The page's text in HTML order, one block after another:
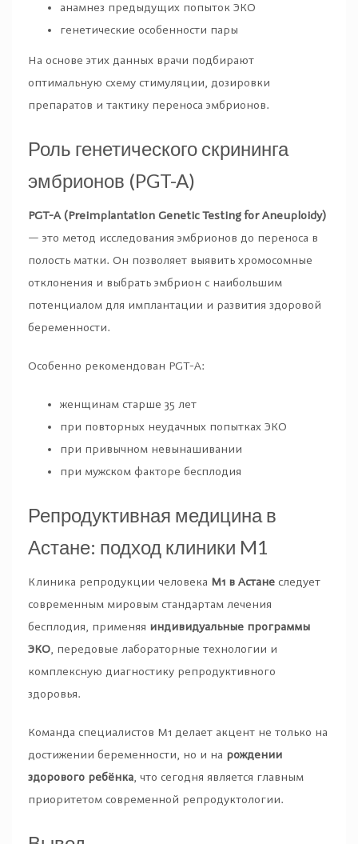
анамнез предыдущих попыток ЭКО
генетические особенности пары
На основе этих данных врачи подбирают
оптимальную схему стимуляции, дозировки
препаратов и тактику переноса эмбрионов.
Роль генетического скрининга
эмбрионов (PGT-A)
PGT-A (Preimplantation Genetic Testing for Aneuploidy)
— это метод исследования эмбрионов до переноса в
полость матки. Он позволяет выявить хромосомные
отклонения и выбрать эмбрион с наибольшим
потенциалом для имплантации и развития здоровой
беременности.
Особенно рекомендован PGT-A:
женщинам старше 35 лет
при повторных неудачных попытках ЭКО
при привычном невынашивании
при мужском факторе бесплодия
Репродуктивная медицина в
Астане: подход клиники M1
Клиника репродукции человека M1 в Астане следует
современным мировым стандартам лечения
бесплодия, применяя индивидуальные программы
ЭКО, передовые лабораторные технологии и
комплексную диагностику репродуктивного
здоровья.
Команда специалистов M1 делает акцент не только на
достижении беременности, но и на рождении
здорового ребёнка, что сегодня является главным
приоритетом современной репродуктологии.